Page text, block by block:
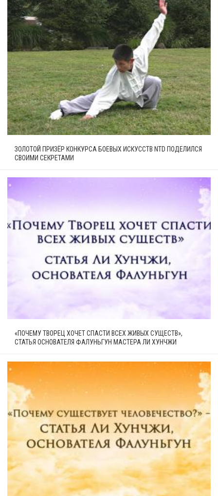
ЗОЛОТОЙ ПРИЗЁР КОНКУРСА БОЕВЫХ ИСКУССТВ NTD ПОДЕЛИЛСЯ
СВОИМИ СЕКРЕТАМИ
«ПОЧЕМУ ТВОРЕЦ ХОЧЕТ СПАСТИ ВСЕХ ЖИВЫХ СУЩЕСТВ»,
СТАТЬЯ ОСНОВАТЕЛЯ ФАЛУНЬГУН МАСТЕРА ЛИ ХУНЧЖИ